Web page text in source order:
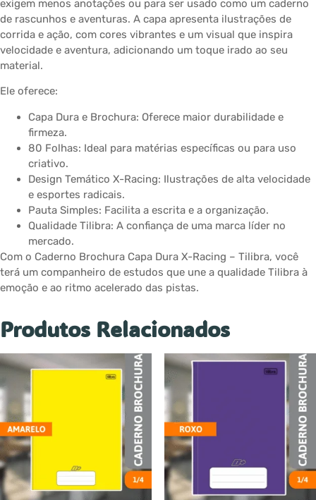
exigem menos anotações ou para ser usado como um caderno
de rascunhos e aventuras. A capa apresenta ilustrações de
corrida e ação, com cores vibrantes e um visual que inspira
velocidade e aventura, adicionando um toque irado ao seu
material.
Ele oferece:
Capa Dura e Brochura: Oferece maior durabilidade e
firmeza.
80 Folhas: Ideal para matérias específicas ou para uso
criativo.
Design Temático X-Racing: Ilustrações de alta velocidade
e esportes radicais.
Pauta Simples: Facilita a escrita e a organização.
Qualidade Tilibra: A confiança de uma marca líder no
mercado.
Com o Caderno Brochura Capa Dura X-Racing – Tilibra, você
terá um companheiro de estudos que une a qualidade Tilibra à
emoção e ao ritmo acelerado das pistas.
Produtos Relacionados